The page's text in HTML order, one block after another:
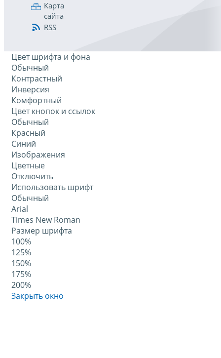
Карта
сайта
RSS
Цвет шрифта и фона
Обычный
Контрастный
Инверсия
Комфортный
Цвет кнопок и ссылок
Обычный
Красный
Синий
Изображения
Цветные
Отключить
Использовать шрифт
Обычный
Arial
Times New Roman
Размер шрифта
100%
125%
150%
175%
200%
Закрыть окно